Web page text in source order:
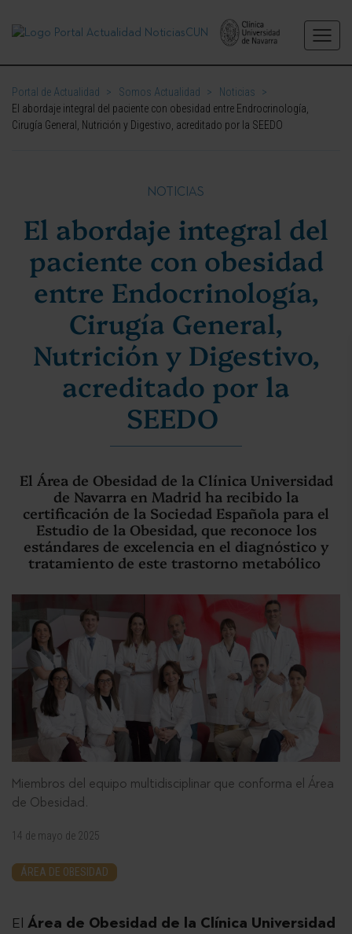
Portal de Actualidad > Somos Actualidad > Noticias
>
El abordaje integral del paciente con obesidad entre Endrocrinología,
Cirugía General, Nutrición y Digestivo, acreditado por la SEEDO
NOTICIAS
El abordaje integral del
paciente con obesidad
entre Endocrinología,
Cirugía General,
Nutrición y Digestivo,
acreditado por la
SEEDO
El Área de Obesidad de la Clínica Universidad
de Navarra en Madrid ha recibido la
certificación de la Sociedad Española para el
Estudio de la Obesidad, que reconoce los
estándares de excelencia en el diagnóstico y
tratamiento de este trastorno metabólico
Miembros del equipo multidisciplinar que conforma el Área
de Obesidad.
14 de mayo de 2025
ÁREA DE OBESIDAD
El Área de Obesidad de la Clínica Universidad